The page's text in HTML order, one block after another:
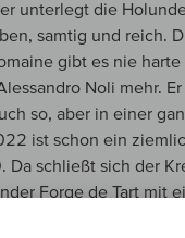
unterlegt die
samtig und reich.
gibt es nie harte
Noli mehr.
so, aber in einer
ist schon ein
schließt sich der
Forge de Tart mit